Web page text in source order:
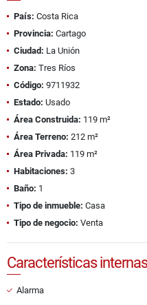
País: Costa Rica
Provincia: Cartago
Ciudad: La Unión
Zona: Tres Ríos
Código: 9711932
Estado: Usado
Área Construida: 119 m²
Área Terreno: 212 m²
Área Privada: 119 m²
Habitaciones: 3
Baño: 1
Tipo de inmueble: Casa
Tipo de negocio: Venta
Características internas
Alarma